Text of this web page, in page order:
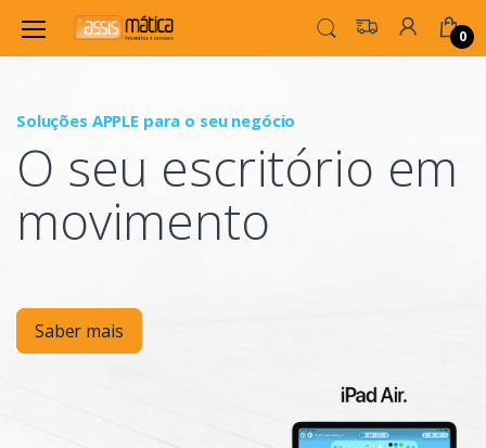
0
Soluções APPLE para o seu negócio
O seu escritório em
movimento
Saber mais